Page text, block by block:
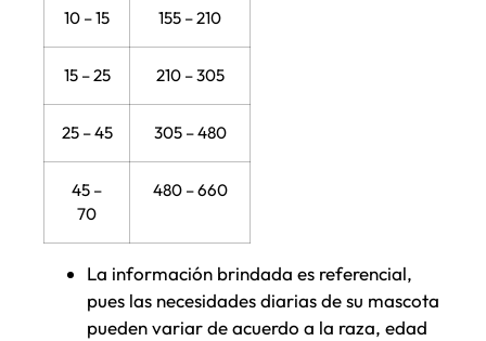
10 – 15 155 – 210
15 – 25 210 – 305
25 – 45 305 – 480
45 –
70
480 – 660
La información brindada es referencial,
pues las necesidades diarias de su mascota
pueden variar de acuerdo a la raza, edad